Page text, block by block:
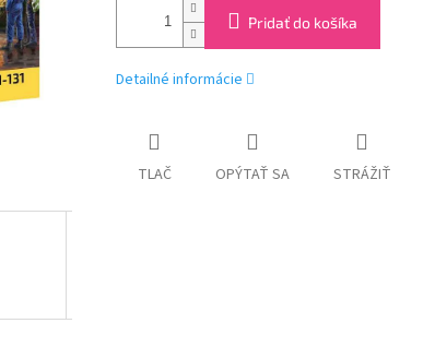
Pridať do košíka
Detailné informácie
TLAČ OPÝTAŤ SA STRÁŽIŤ